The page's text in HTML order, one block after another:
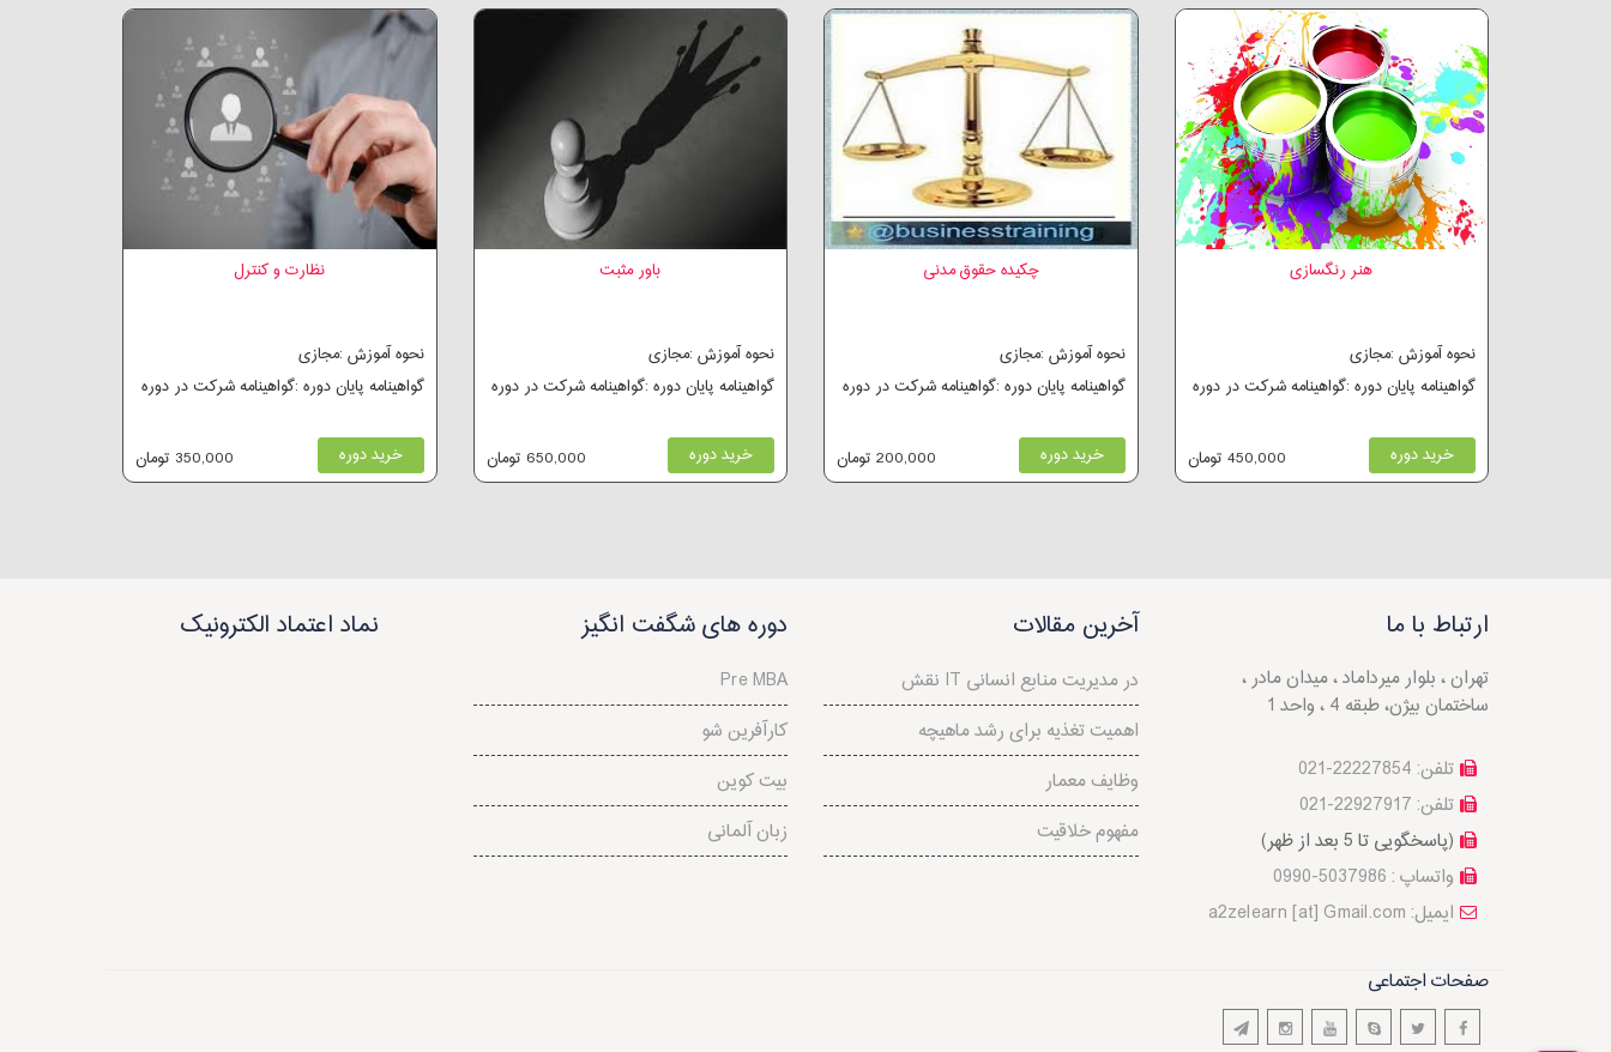
نظارت و کنترل
نحوه آموزش :مجازی
گواهینامه پایان دوره :گواهینامه شرکت در دوره
خرید دوره 350,000 تومان
باور مثبت
نحوه آموزش :مجازی
گواهینامه پایان دوره :گواهینامه شرکت در دوره
خرید دوره 650,000 تومان
چکیده حقوق مدنی
نحوه آموزش :مجازی
گواهینامه پایان دوره :گواهینامه شرکت در دوره
خرید دوره 200,000 تومان
هنر رنگسازی
نحوه آموزش :مجازی
گواهینامه پایان دوره :گواهینامه شرکت در دوره
خرید دوره 450,000 تومان
ارتباط با ما
تهران ، بلوار میرداماد ، میدان مادر ،
ساختمان بیژن، طبقه 4 ، واحد 1
تلفن: 22227854-021
تلفن: 22927917-021
(پاسخگویی تا 5 بعد از ظهر)
واتساپ : 5037986-0990
a2zelearn [at] Gmail.com :ایمیل
آخرین مقالات
نقش IT در مدیریت منابع انسانی
اهمیت تغذیه برای رشد ماهیچه
وظایف معمار
مفهوم خلاقيت
دوره های شگفت انگیز
Pre MBA
کارآفرین شو
بیت کوین
زبان آلمانی
نماد اعتماد الکترونیک
صفحات اجتماعی